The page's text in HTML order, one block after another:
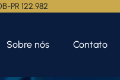
PR 122.982
Sobre nós Contato